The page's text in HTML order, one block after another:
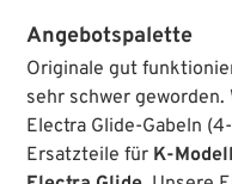
Angebotspalette
Originale gut
sehr schwer
Electra Glide-Gabeln
Ersatzteile für K-